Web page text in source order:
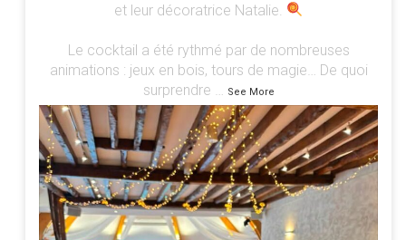
et leur décoratrice Natalie.
Le cocktail a été rythmé par de nombreuses
animations : jeux en bois, tours de magie… De quoi
surprendre … See More